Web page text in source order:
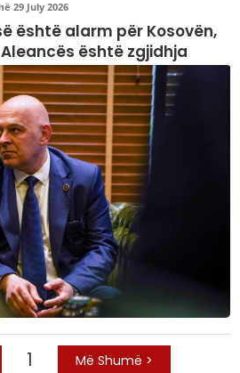
29 July 2026
është alarm për Kosovën,
është zgjidhja
1 Më Shumë >